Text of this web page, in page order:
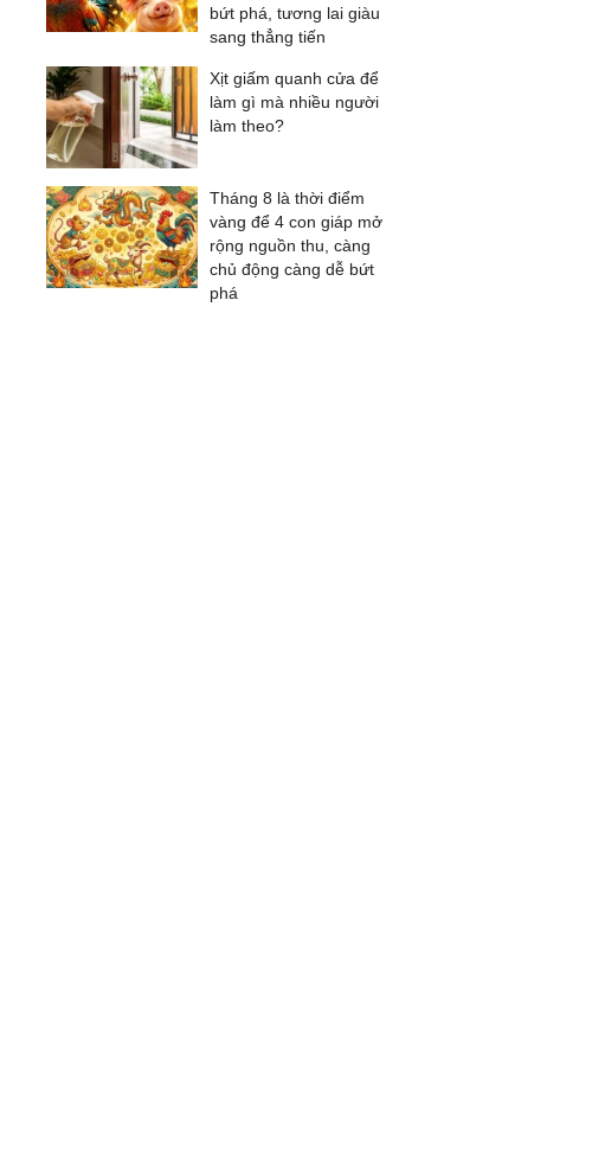
bứt phá, tương lai giàu
sang thẳng tiến
Xịt giấm quanh cửa để
làm gì mà nhiều người
làm theo?
Tháng 8 là thời điểm
vàng để 4 con giáp mở
rộng nguồn thu, càng
chủ động càng dễ bứt
phá